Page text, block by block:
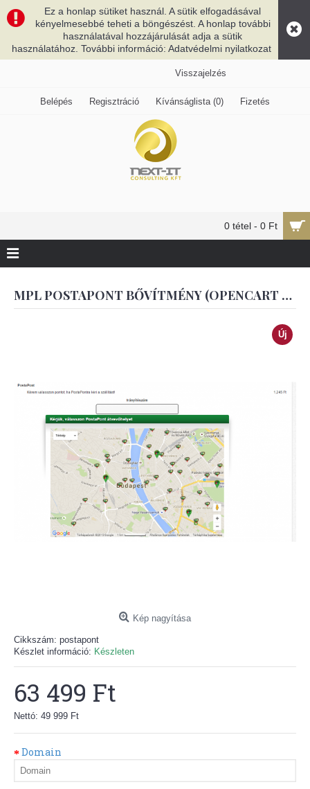
Ez a honlap sütiket használ. A sütik elfogadásával
kényelmesebbé teheti a böngészést. A honlap további
használatával hozzájárulását adja a sütik
használatához. További információ: Adatvédelmi nyilatkozat
Visszajelzés
Belépés Regisztráció Kívánságlista (0) Fizetés
0 tétel - 0 Ft
MPL POSTAPONT BŐVÍTMÉNY (OPENCART 2.X.-ES VERZIÓKHOZ)
Új
Kép nagyítása
Cikkszám: postapont
Készlet információ: Készleten
63 499 Ft
Nettó: 49 999 Ft
Domain